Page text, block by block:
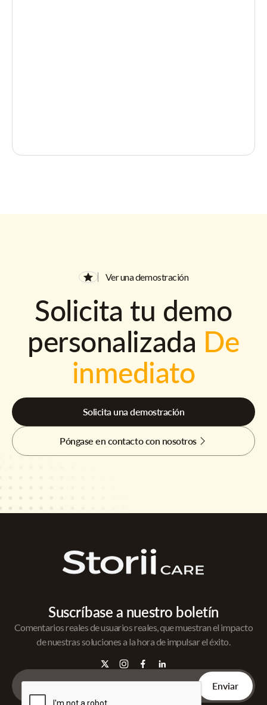
Ver una demostración
Solicita tu demo
personalizada De
inmediato
Solicita una demostración
Póngase en contacto con nosotros
Suscríbase a nuestro boletín
Comentarios reales de usuarios reales, que muestran el impacto
de nuestras soluciones a la hora de impulsar el éxito.